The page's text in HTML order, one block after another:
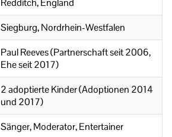
Redditch, England
Siegburg, Nordrhein-Westfalen
Paul Reeves (Partnerschaft seit 2006,
Ehe seit 2017)
2 adoptierte Kinder (Adoptionen 2014
und 2017)
Sänger, Moderator, Entertainer